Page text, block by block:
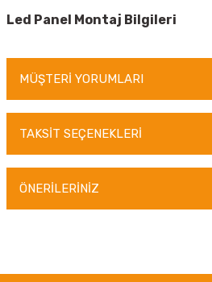
Led Panel Montaj Bilgileri
MÜŞTERİ YORUMLARI
TAKSİT SEÇENEKLERİ
ÖNERİLERİNİZ
Görüş ve önerileriniz için teşekkür ederiz.